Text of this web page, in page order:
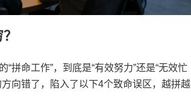
拼命工作”，到底是“有效努力”还是“无效忙
向错了，陷入了以下4个致命误区，越拼越